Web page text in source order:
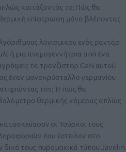
κοιτάζοντάς το; Πώς θα
επίστρωση μόνο βλέποντας
λογισμικού ενός ραντάρ
ή μια ανεμογεννήτρια από ένα
τα τρανζίστορ GaN αυτού
έναν μονοκρύσταλλο γερμανίου
τον; Ή πώς θα
θερμικής κάμερας απλώς
οι Τούρκοι τους
που έστειλαν στο
τους πυρομαχικά τύπου Javelin